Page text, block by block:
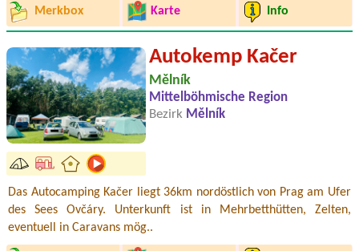
Merkbox Karte Info
Autokemp Kačer
Mělník
Mittelböhmische Region
Bezirk Mělník
Das Autocamping Kačer liegt 36km nordöstlich von Prag am Ufer
des Sees Ovčáry. Unterkunft ist in Mehrbetthütten, Zelten,
eventuell in Caravans mög..